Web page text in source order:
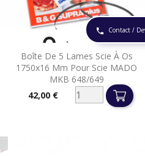
phone Contact /
Boîte De 5 Lames Scie À Os
1750x16 Mm Pour Scie MADO
MKB 648/649
42,00 €
 Aperçu rapide